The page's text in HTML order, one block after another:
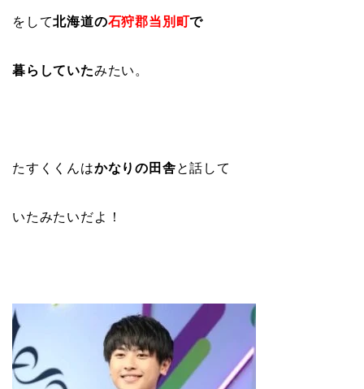
をして北海道の石狩郡当別町で
暮らしていたみたい。
たすくくんはかなりの田舎と話して
いたみたいだよ！